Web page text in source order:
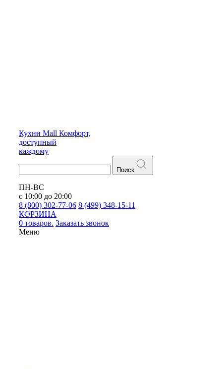
Кухни Mall Комфорт,
доступный
каждому
Поиск
ПН-ВС
с 10:00 до 20:00
8 (800) 302-77-06 8 (499) 348-15-11
КОРЗИНА
0 товаров. Заказать звонок
Меню